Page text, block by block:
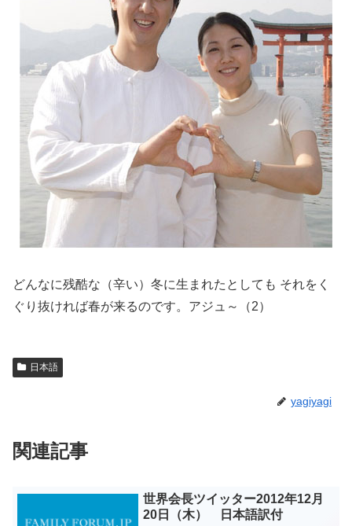
どんなに残酷な（辛い）冬に生まれたとしても それをく
ぐり抜ければ春が来るのです。アジュ～（2）
日本語
yagiyagi
関連記事
世界会長ツイッター2012年12月
20日（木） 日本語訳付